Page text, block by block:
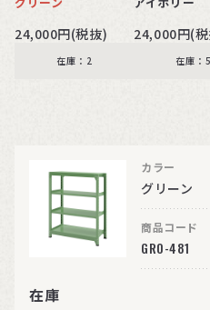
24,000円(税抜)
在庫：2
24,000円(
在庫：5
カラー
グリーン
商品コード
GR0-481
在庫